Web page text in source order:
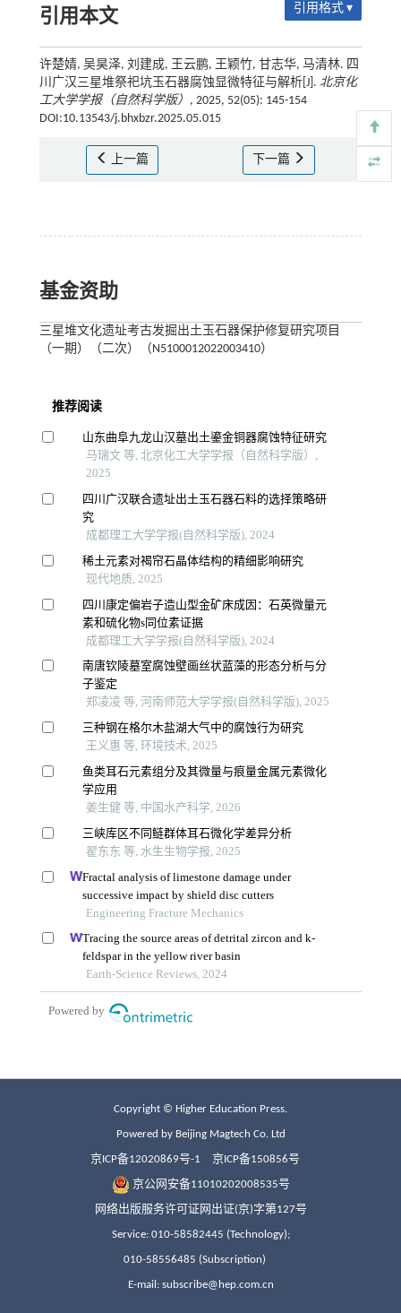
引用本文 引用格式 ▾
许楚婧, 吴昊泽, 刘建成, 王云鹏, 王颖竹, 甘志华, 马清林. 四
川广汉三星堆祭祀坑玉石器腐蚀显微特征与解析[J]. 北京化
工大学学报（自然科学版） , 2025, 52(05): 145-154
DOI:10.13543/j.bhxbzr.2025.05.015
上一篇 下一篇
基金资助
三星堆文化遗址考古发掘出土玉石器保护修复研究项目
（一期）（二次）（N5100012022003410）
Copyright © Higher Education Press.
Powered by Beijing Magtech Co. Ltd
京ICP备12020869号-1 京ICP备150856号
京公网安备11010202008535号
网络出版服务许可证网出证(京)字第127号
Service: 010-58582445 (Technology);
010-58556485 (Subscription)
E-mail: subscribe@hep.com.cn